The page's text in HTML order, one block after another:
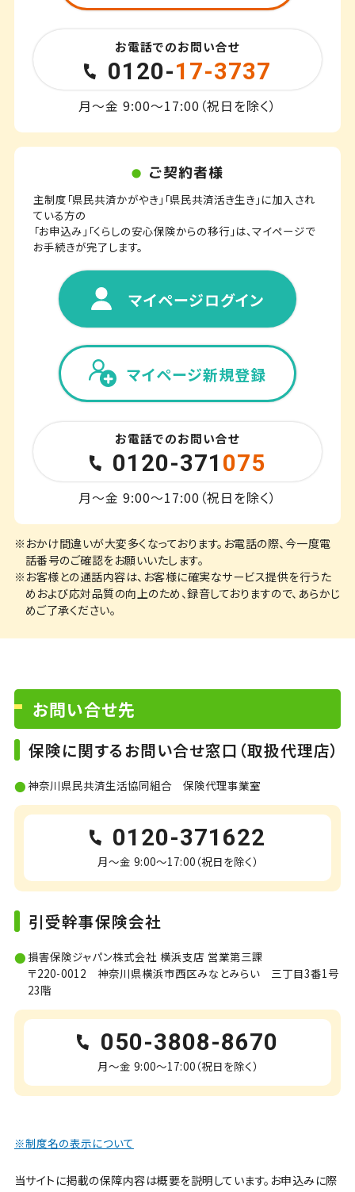
お電話でのお問い合せ
0120-17-3737
月～金 9:00～17:00（祝日を除く）
ご契約者様
主制度「県民共済かがやき」「県民共済活き生き」に加入され
ている方の
「お申込み」「くらしの安心保険からの移行」は、マイページで
お手続きが完了します。
マイページログイン
マイページ新規登録
お電話でのお問い合せ
0120-371 075
月～金 9:00～17:00（祝日を除く）
※おかけ間違いが大変多くなっております。お電話の際、今一度電
話番号のご確認をお願いいたします。
※お客様との通話内容は、お客様に確実なサービス提供を行うた
めおよび応対品質の向上のため、録音しておりますので、あらかじ
めご了承ください。
お問い合せ先
保険に関するお問い合せ窓口（取扱代理店）
神奈川県民共済生活協同組合 保険代理事業室
0120-371622
月～金 9:00～17:00（祝日を除く）
引受幹事保険会社
損害保険ジャパン株式会社 横浜支店 営業第三課
〒220-0012 神奈川県横浜市西区みなとみらい 三丁目3番1号
23階
050-3808-8670
月～金 9:00～17:00（祝日を除く）
※制度名の表示について
当サイトに掲載の保障内容は概要を説明しています。お申込みに際